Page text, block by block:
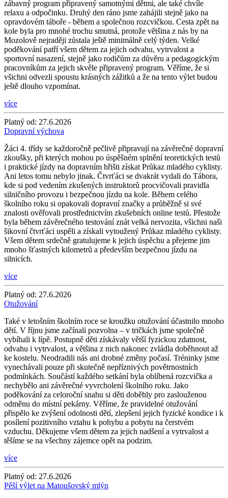
zábavný program připravený samotnými dětmi, ale také chvíle
relaxu a odpočinku. Druhý den ráno jsme zahájili stejně jako na
opravdovém táboře - během a společnou rozcvičkou. Cesta zpět na
kole byla pro mnohé trochu smutná, protože většina z nás by na
Mozolově nejraději zůstala ještě minimálně celý týden. Velké
poděkování patří všem dětem za jejich odvahu, vytrvalost a
sportovní nasazení, stejně jako rodičům za důvěru a pedagogickým
pracovníkům za jejich skvěle připravený program. Věříme, že si
všichni odvezli spoustu krásných zážitků a že na tento výlet budou
ještě dlouho vzpomínat.
více
Platný od: 27.6.2026
Dopravní výchova
Žáci 4. třídy se každoročně pečlivě připravují na závěrečné dopravní
zkoušky, při kterých mohou po úspěšném splnění teoretických testů
i praktické jízdy na dopravním hřišti získat Průkaz mladého cyklisty.
Ani letos tomu nebylo jinak. Čtvrťáci se dvakrát vydali do Tábora,
kde si pod vedením zkušených instruktorů procvičovali pravidla
silničního provozu i bezpečnou jízdu na kole. Během celého
školního roku si opakovali dopravní značky a průběžně si své
znalosti ověřovali prostřednictvím zkušebních online testů. Přestože
byla během závěrečného testování znát velká nervozita, všichni naši
šikovní čtvrťáci uspěli a získali vytoužený Průkaz mladého cyklisty.
Všem dětem srdečně gratulujeme k jejich úspěchu a přejeme jim
mnoho šťastných kilometrů a především bezpečnou jízdu na
silnicích.
více
Platný od: 27.6.2026
Otužování
Také v letošním školním roce se kroužku otužování účastnilo mnoho
dětí. V říjnu jsme začínali pozvolna – v tričkách jsme společně
vybíhali k lípě. Postupně děti získávaly větší fyzickou zdatnost,
odvahu i vytrvalost, a většina z nich nakonec zvládla doběhnout až
ke kostelu. Neodradili nás ani drobné změny počasí. Tréninky jsme
vynechávali pouze při skutečně nepříznivých povětrnostních
podmínkách. Součástí každého setkání byla oblíbená rozcvička a
nechybělo ani závěrečné vyvrcholení školního roku. Jako
poděkování za celoroční snahu si děti doběhly pro zaslouženou
odměnu do místní pekárny. Věříme, že pravidelné otužování
přispělo ke zvýšení odolnosti dětí, zlepšení jejich fyzické kondice i k
posílení pozitivního vztahu k pohybu a pobytu na čerstvém
vzduchu. Děkujeme všem dětem za jejich nadšení a vytrvalost a
těšíme se na všechny zájemce opět na podzim.
více
Platný od: 27.6.2026
Pěší výlet na Matoušovský mlýn